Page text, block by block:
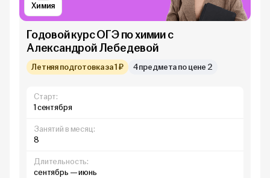
Химия
Годовой курс ОГЭ по химии с
Александрой Лебедевой
Летняя подготовка за 1 ₽ 4 предмета по цене 2
Старт:
1 сентября
Занятий в месяц:
8
Длительность:
сентябрь — июнь